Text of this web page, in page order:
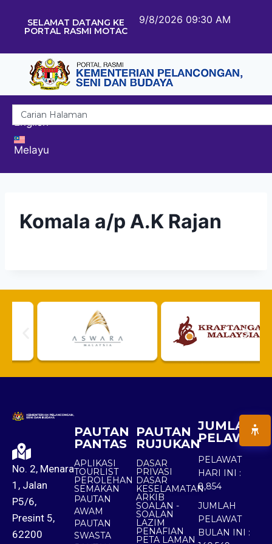
SELAMAT DATANG KE
PORTAL RASMI MOTAC
9/8/2026 09:30 AM
English
Melayu
Komala a/p A.K Rajan
No. 2, Menara
1, Jalan
P5/6,
Presint 5,
62200
PAUTAN
PANTAS
APLIKASI
TOURLIST
PEROLEHAN
SEMAKAN
PAUTAN
AWAM
PAUTAN
SWASTA
PAUTAN
RUJUKAN
DASAR
PRIVASI
DASAR
KESELAMATAN
ARKIB
SOALAN -
SOALAN
LAZIM
PENAFIAN
PETA LAMAN
JUMLAH
PELAWAT
PELAWAT
HARI INI :
8,854
JUMLAH
PELAWAT
BULAN INI :